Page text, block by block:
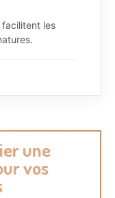
les
une
vos